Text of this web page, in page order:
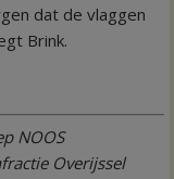
dat de vlaggen
Brink.
NOOS
Overijssel